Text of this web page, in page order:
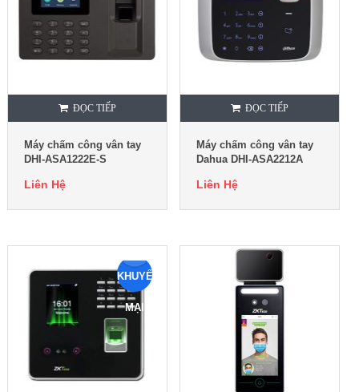
ĐỌC TIẾP
Máy chấm công vân tay
DHI-ASA1222E-S
Liên Hệ
ĐỌC TIẾP
Máy chấm công vân tay
Dahua DHI-ASA2212A
Liên Hệ
KHUYẾN
MẠI